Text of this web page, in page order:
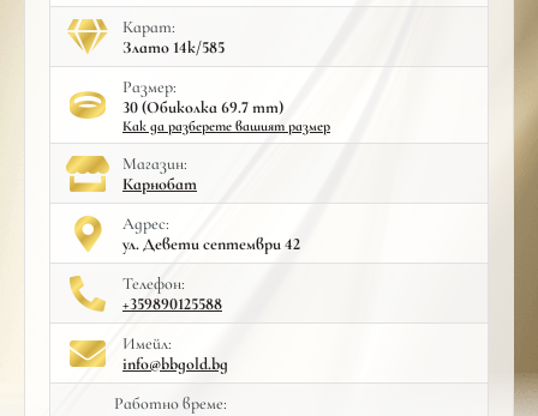
Карат:
Злато 14к/585
Размер:
30 (Обиколка 69.7 mm)
Как да разберете вашият размер
Mагазин:
Карнобат
Адрес:
ул. Девети септември 42
Телефон:
+359890125588
Имейл:
info@bbgold.bg
Работно време: